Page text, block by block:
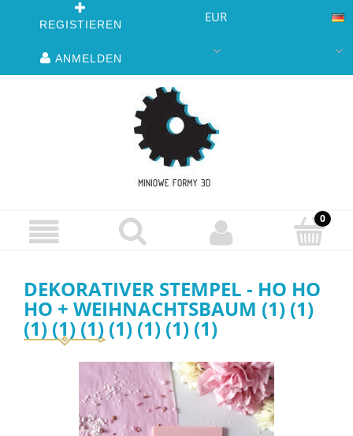
REGISTIEREN
ANMELDEN
EUR
DEKORATIVER STEMPEL - HO HO
HO + WEIHNACHTSBAUM (1) (1)
(1) (1) (1) (1) (1) (1) (1)